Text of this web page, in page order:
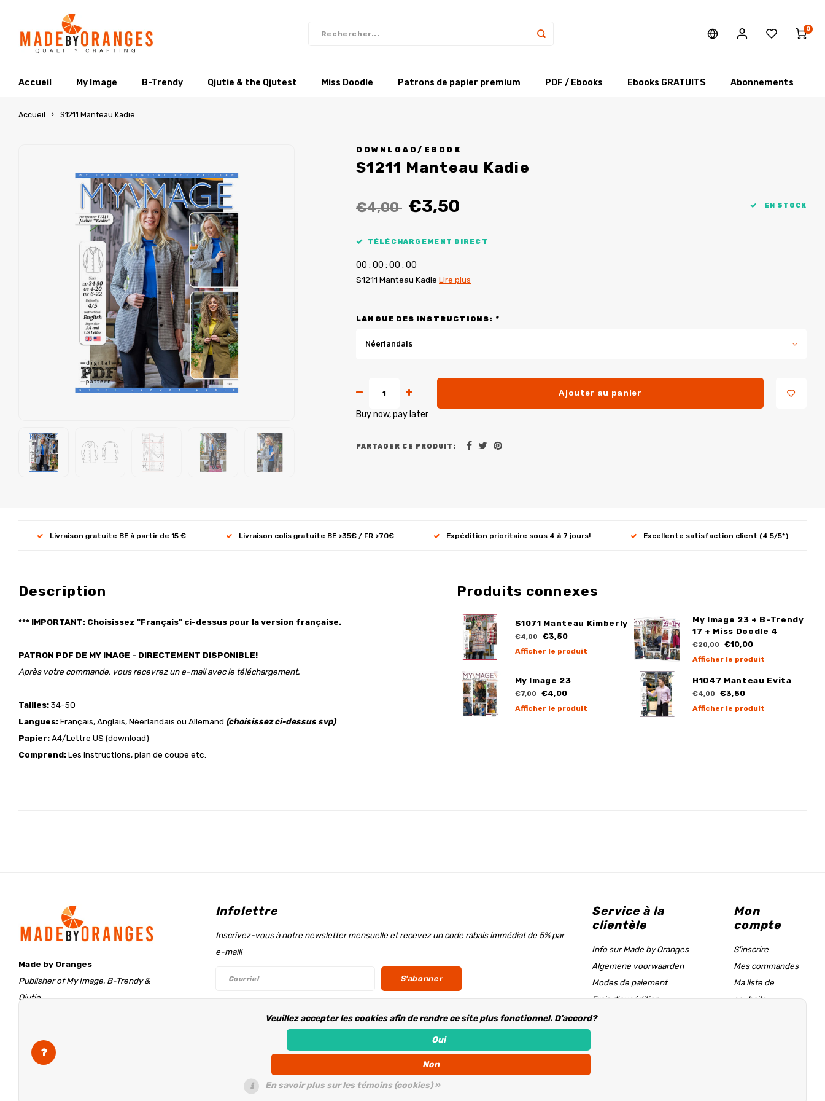
0
Accueil My Image B-Trendy Qjutie & the Qjutest Miss Doodle Patrons de papier premium PDF / Ebooks Ebooks GRATUITS Abonnements
Accueil S1211 Manteau Kadie
DOWNLOAD/EBOOK
S1211 Manteau Kadie
€4,00 €3,50 EN STOCK
TÉLÉCHARGEMENT DIRECT
00 : 00 : 00 : 00
S1211 Manteau Kadie Lire plus
LANGUE DES INSTRUCTIONS: *
Néerlandais
Ajouter au panier
Buy now, pay later
PARTAGER CE PRODUIT:
Livraison gratuite BE à partir de 15 € Livraison colis gratuite BE >35€ / FR >70€ Expédition prioritaire sous 4 à 7 jours! Excellente satisfaction client (4.5/5*)
Description
*** IMPORTANT: Choisissez "Français" ci-dessus pour la version française.
PATRON PDF DE MY IMAGE - DIRECTEMENT DISPONIBLE!
Après votre commande, vous recevrez un e-mail avec le téléchargement.
Tailles:34-50
Langues:Français, Anglais, Néerlandais ou Allemand (choisissez ci-dessus svp)
Papier:A4/Lettre US (download)
Comprend:Les instructions, plan de coupe etc.
Produits connexes
S1071 Manteau Kimberly
€4,00 €3,50
Afficher le produit
My Image 23 + B-Trendy
17 + Miss Doodle 4
€20,00 €10,00
Afficher le produit
My Image 23
€7,00 €4,00
Afficher le produit
H1047 Manteau Evita
€4,00 €3,50
Afficher le produit
Made by Oranges
Publisher of My Image, B-Trendy &
Qjutie
The Netherlands
info@madebyoranges.com
Infolettre
Inscrivez-vous à notre newsletter mensuelle et recevez un code rabais immédiat de 5% par
e-mail!
S'abonner
Suivez-nous
Service à la
clientèle
Info sur Made by Oranges
Algemene voorwaarden
Modes de paiement
Frais d'expédition
Tableau des tailles & page d'aide
Mon
compte
S'inscrire
Mes commandes
Ma liste de
souhaits
Veuillez accepter les cookies afin de rendre ce site plus fonctionnel. D'accord?
Oui
Non
En savoir plus sur les témoins (cookies) »